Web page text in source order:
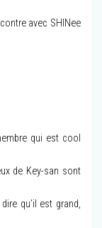
avec SHINee
qui est cool
de Key-san sont
qu’il est grand,